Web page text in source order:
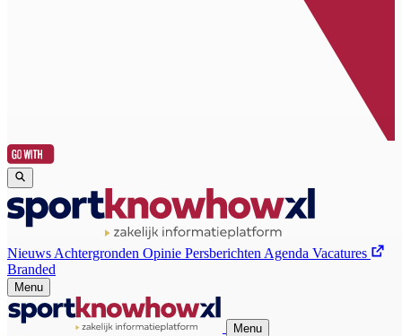
Nieuws Achtergronden Opinie Persberichten Agenda Vacatures
Branded
Menu
Menu